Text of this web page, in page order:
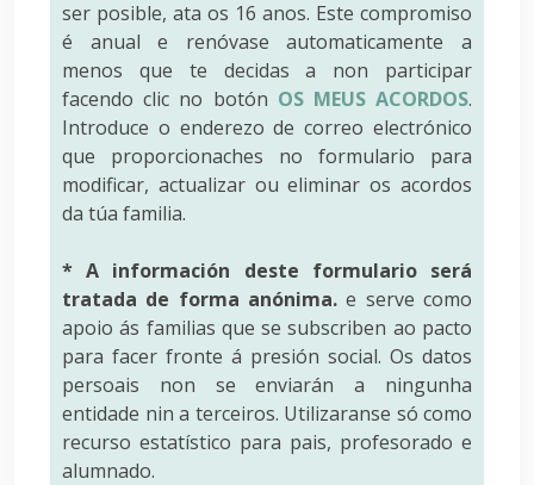
ser posible, ata os 16 anos. Este compromiso
é anual e renóvase automaticamente a
menos que te decidas a non participar
facendo clic no botón OS MEUS ACORDOS.
Introduce o enderezo de correo electrónico
que proporcionaches no formulario para
modificar, actualizar ou eliminar os acordos
da túa familia.
* A información deste formulario será
tratada de forma anónima. e serve como
apoio ás familias que se subscriben ao pacto
para facer fronte á presión social. Os datos
persoais non se enviarán a ningunha
entidade nin a terceiros. Utilizaranse só como
recurso estatístico para pais, profesorado e
alumnado.